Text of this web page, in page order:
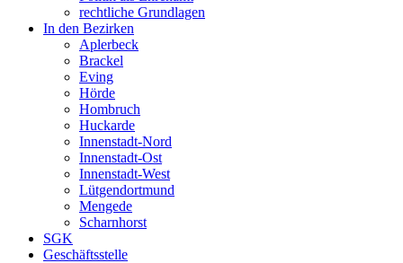
rechtliche Grundlagen
In den Bezirken
Aplerbeck
Brackel
Eving
Hörde
Hombruch
Huckarde
Innenstadt-Nord
Innenstadt-Ost
Innenstadt-West
Lütgendortmund
Mengede
Scharnhorst
SGK
Geschäftsstelle